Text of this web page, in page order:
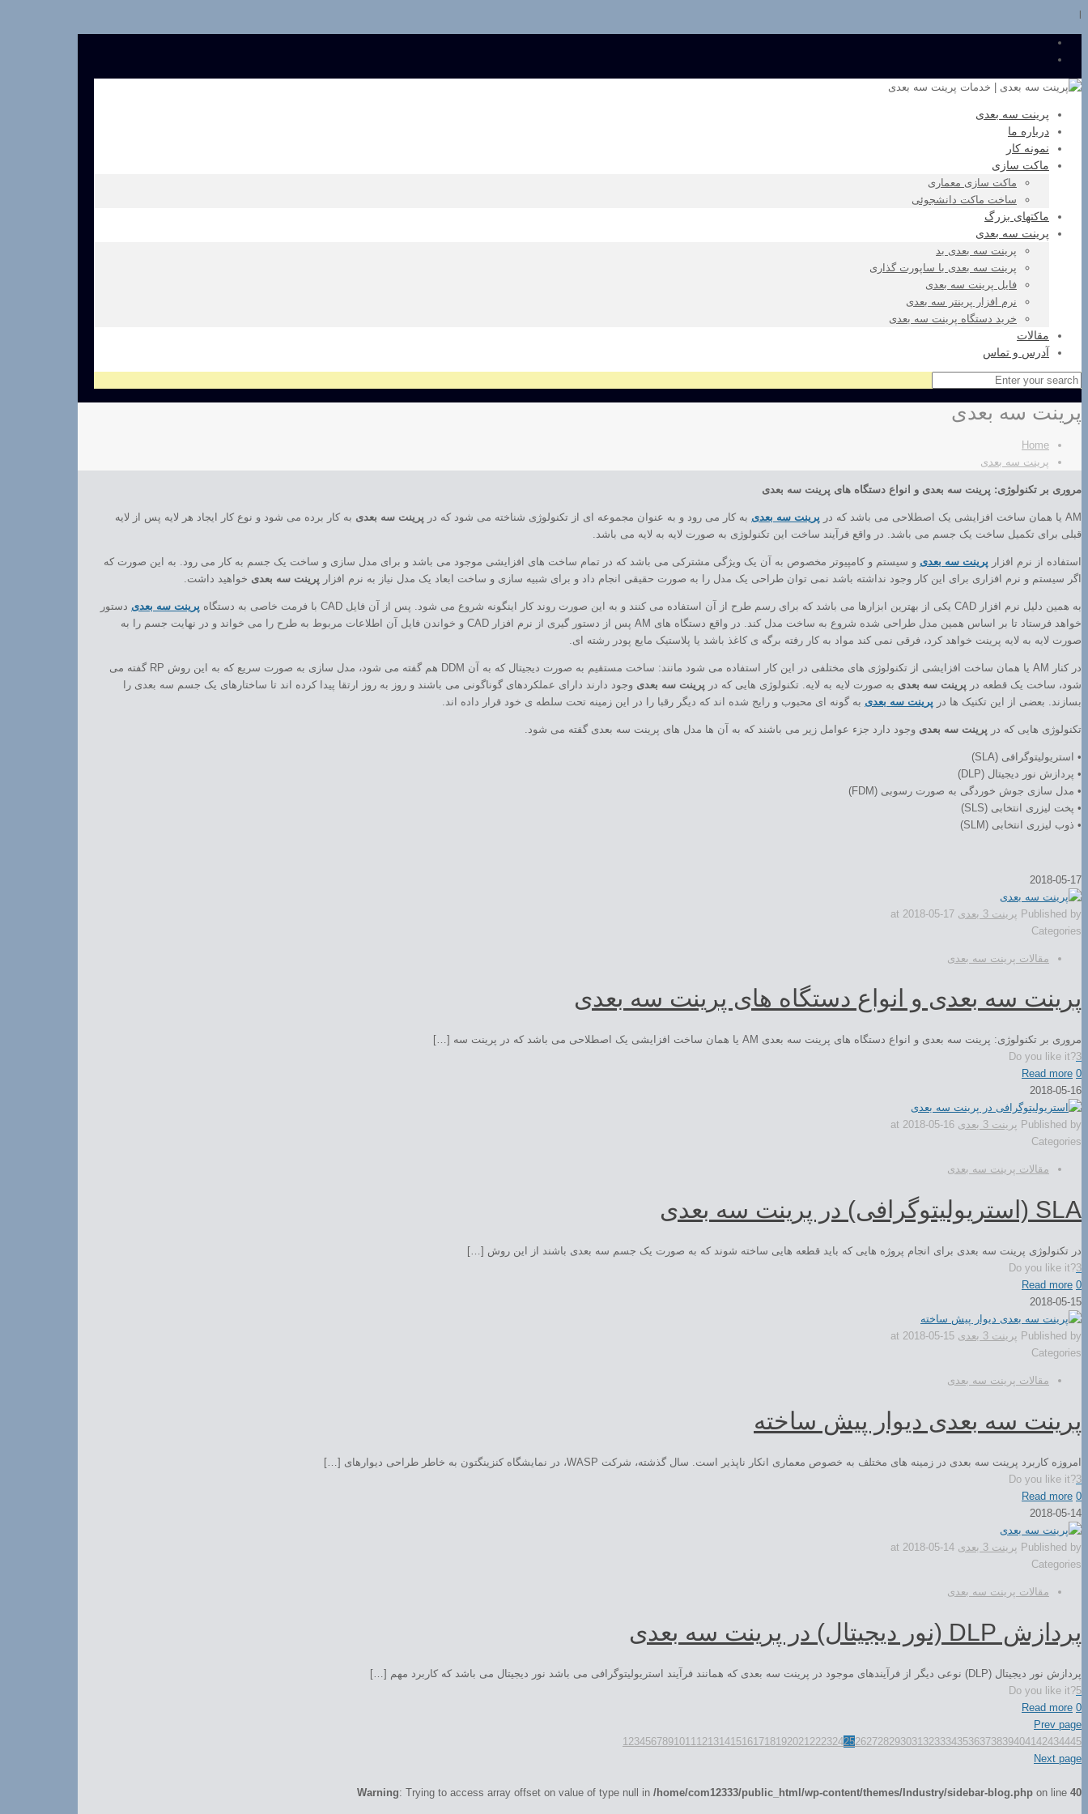
پرینت سه بعدی
درباره ما
نمونه کار
ماکت سازی
ماکت سازی معماری
ساخت ماکت دانشجوئی
ماکتهای بزرگ
پرینت سه بعدی
پرینت سه بعدی بد
پرینت سه بعدی با ساپورت گذاری
فایل پرینت سه بعدی
نرم افزار پرینتر سه بعدی
خرید دستگاه پرینت سه بعدی
مقالات
آدرس و تماس
پرینت سه بعدی
Home
پرینت سه بعدی
مروری بر تکنولوژی: پرینت سه بعدی و انواع دستگاه های پرینت سه بعدی
AM یا همان ساخت افزایشی یک اصطلاحی می باشد که در پرینت سه بعدی به کار می رود و به عنوان مجموعه ای از تکنولوژی شناخته می شود که در پرینت سه بعدی به کار برده می شود و نوع کار ایجاد هر لایه پس از لایه
قبلی برای تکمیل ساخت یک جسم می باشد. در واقع فرآیند ساخت این تکنولوژی به صورت لایه به لایه می باشد.
استفاده از نرم افزار پرینت سه بعدی و سیستم و کامپیوتر مخصوص به آن یک ویژگی مشترکی می باشد که در تمام ساخت های افزایشی موجود می باشد و برای مدل سازی و ساخت یک جسم به کار می رود. به این صورت که
اگر سیستم و نرم افزاری برای این کار وجود نداشته باشد نمی توان طراحی یک مدل را به صورت حقیقی انجام داد و برای شبیه سازی و ساخت ابعاد یک مدل نیاز به نرم افزار پرینت سه بعدی خواهید داشت.
به همین دلیل نرم افزار CAD یکی از بهترین ابزارها می باشد که برای رسم طرح از آن استفاده می کنند و به این صورت روند کار اینگونه شروع می شود. پس از آن فایل CAD با فرمت خاصی به دستگاه پرینت سه بعدی دستور
خواهد فرستاد تا بر اساس همین مدل طراحی شده شروع به ساخت مدل کند. در واقع دستگاه های AM پس از دستور گیری از نرم افزار CAD و خواندن فایل آن اطلاعات مربوط به طرح را می خواند و در نهایت جسم را به
صورت لایه به لایه پرینت خواهد کرد، فرقی نمی کند مواد به کار رفته برگه ی کاغذ باشد یا پلاستیک مایع پودر رشته ای.
در کنار AM یا همان ساخت افزایشی از تکنولوژی های مختلفی در این کار استفاده می شود مانند: ساخت مستقیم به صورت دیجیتال که به آن DDM هم گفته می شود، مدل سازی به صورت سریع که به این روش RP گفته می
شود، ساخت یک قطعه در پرینت سه بعدی به صورت لایه به لایه. تکنولوژی هایی که در پرینت سه بعدی وجود دارند دارای عملکردهای گوناگونی می باشند و روز به روز ارتقا پیدا کرده اند تا ساختارهای یک جسم سه بعدی را
بسازند. بعضی از این تکنیک ها در پرینت سه بعدی به گونه ای محبوب و رایج شده اند که دیگر رقبا را در این زمینه تحت سلطه ی خود قرار داده اند.
تکنولوژی هایی که در پرینت سه بعدی وجود دارد جزء عوامل زیر می باشند که به آن ها مدل های پرینت سه بعدی گفته می شود.
• استریولیتوگرافی (SLA)
• پردازش نور دیجیتال (DLP)
• مدل سازی جوش خوردگی به صورت رسوبی (FDM)
• پخت لیزری انتخابی (SLS)
• ذوب لیزری انتخابی (SLM)
2018-05-17
Published by پرینت 3 بعدی at 2018-05-17
Categories
مقالات پرینت سه بعدی
پرینت سه بعدی و انواع دستگاه های پرینت سه بعدی
مروری بر تکنولوژی: پرینت سه بعدی و انواع دستگاه های پرینت سه بعدی AM یا همان ساخت افزایشی یک اصطلاحی می باشد که در پرینت سه […]
Do you like it?3
0
Read more
2018-05-16
Published by پرینت 3 بعدی at 2018-05-16
Categories
مقالات پرینت سه بعدی
SLA (استریولیتوگرافی) در پرینت سه بعدی
در تکنولوژی پرینت سه بعدی برای انجام پروژه هایی که باید قطعه هایی ساخته شوند که به صورت یک جسم سه بعدی باشند از این روش […]
Do you like it?3
0
Read more
2018-05-15
Published by پرینت 3 بعدی at 2018-05-15
Categories
مقالات پرینت سه بعدی
پرینت سه بعدی دیوار پیش ساخته
امروزه کاربرد پرینت سه بعدی در زمینه های مختلف به خصوص معماری انکار ناپذیر است. سال گذشته، شرکت WASP، در نمایشگاه کنزینگتون به خاطر طراحی دیوارهای […]
Do you like it?3
0
Read more
2018-05-14
Published by پرینت 3 بعدی at 2018-05-14
Categories
مقالات پرینت سه بعدی
پردازش DLP (نور دیجیتال) در پرینت سه بعدی
پردازش نور دیجیتال (DLP) نوعی دیگر از فرآیندهای موجود در پرینت سه بعدی که همانند فرآیند استریولیتوگرافی می باشد نور دیجیتال می باشد که کاربرد مهم […]
Do you like it?5
0
Read more
Prev page
1 234567891011 12131415161718192021 22232425262728293031 3233343536373839404142434445
Next page
Warning: Trying to access array offset on value of type null in /home/com12333/public_html/wp-content/themes/Industry/sidebar-blog.php on line 40